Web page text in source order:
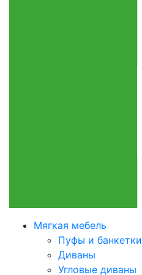
Мягкая мебель
Пуфы и банкетки
Диваны
Угловые диваны